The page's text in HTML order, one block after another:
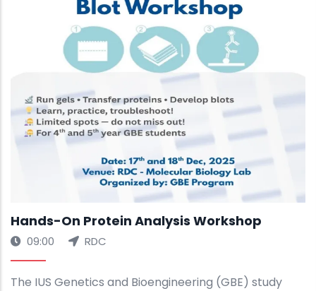
Hands-On Protein Analysis Workshop
09:00 RDC
The IUS Genetics and Bioengineering (GBE) study